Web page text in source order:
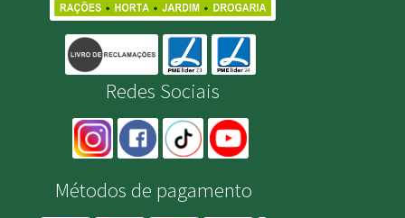
Redes Sociais
Métodos de pagamento